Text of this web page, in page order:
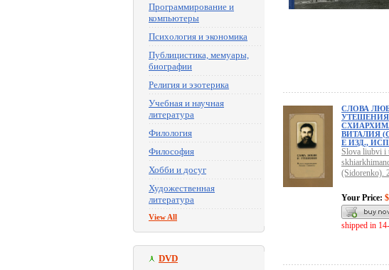
Программирование и
компьютеры
Психология и экономика
Публицистика, мемуары,
биографии
Религия и эзотерика
Учебная и научная
литература
Филология
Философия
Хобби и досуг
Художественная
литература
View All
DVD
СЛОВА
ВИТАЛИЯ
Е ИЗД.,
Slova liubvi i
(Sidorenko).
Your Price:
shipped in